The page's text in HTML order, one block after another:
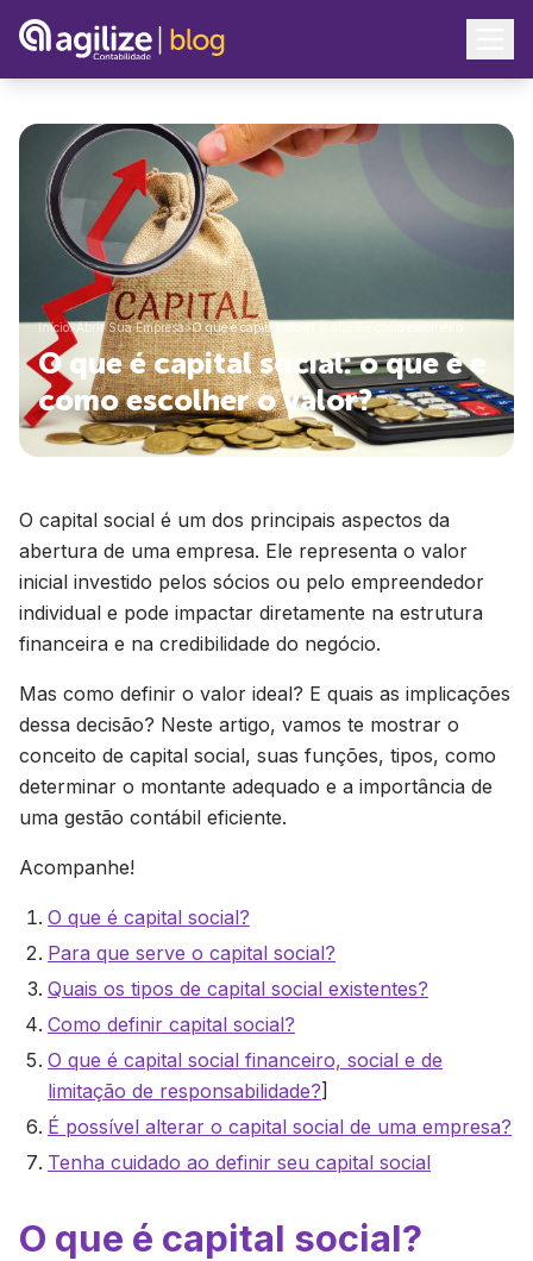
Início>Abrir Sua Empresa>O que é capital social: o que é e como escolher o …
O que é capital social: o que é e
como escolher o valor?
O capital social é um dos principais aspectos da
abertura de uma empresa. Ele representa o valor
inicial investido pelos sócios ou pelo empreendedor
individual e pode impactar diretamente na estrutura
financeira e na credibilidade do negócio.
Mas como definir o valor ideal? E quais as implicações
dessa decisão? Neste artigo, vamos te mostrar o
conceito de capital social, suas funções, tipos, como
determinar o montante adequado e a importância de
uma gestão contábil eficiente.
Acompanhe!
O que é capital social?
Para que serve o capital social?
Quais os tipos de capital social existentes?
Como definir capital social?
O que é capital social financeiro, social e de
limitação de responsabilidade?]
É possível alterar o capital social de uma empresa?
Tenha cuidado ao definir seu capital social
O que é capital social?